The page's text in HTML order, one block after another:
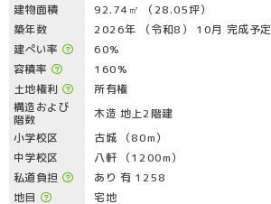
建物面積
92.74㎡ （28.05坪）
築年数
2026年 （令和8） 10月 完成予定
建ぺい率
60%
容積率
160%
土地権利
所有権
構造および
階数
木造 地上2階建
小学校区
古城 （80m）
中学校区
八軒 （1200m）
私道負担
あり 有 1258
地目
宅地